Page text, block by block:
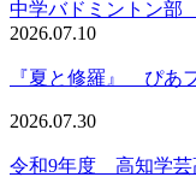
中学バドミントン部
2026.07.10
『夏と修羅』 ぴ
2026.07.30
令和9年度 高知学芸